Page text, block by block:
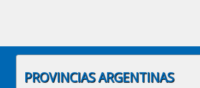
PROVINCIAS ARGENTINAS